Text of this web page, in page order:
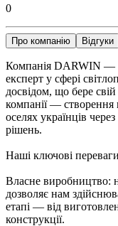
0
Про компанію Відгуки
Компанія DARWIN —
експерт у сфері
досвідом, що бере
компанії — створення
оселях українців
рішень.
Наші ключові
Власне виробництво:
дозволяє нам
етапі — від
конструкції.